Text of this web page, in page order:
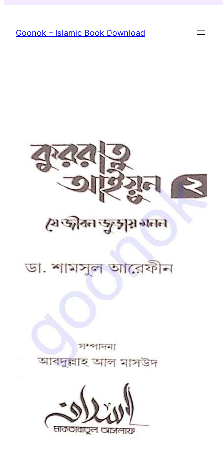
content
Goonok – Islamic Book Download